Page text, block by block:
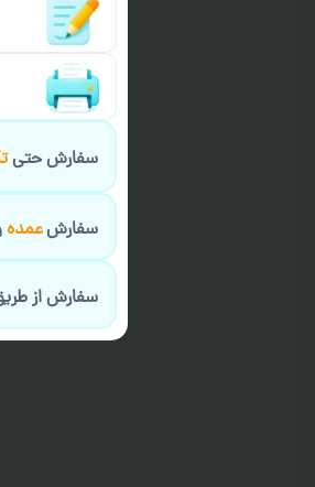
سفارش حتی
سفارشعمده
سفارش از